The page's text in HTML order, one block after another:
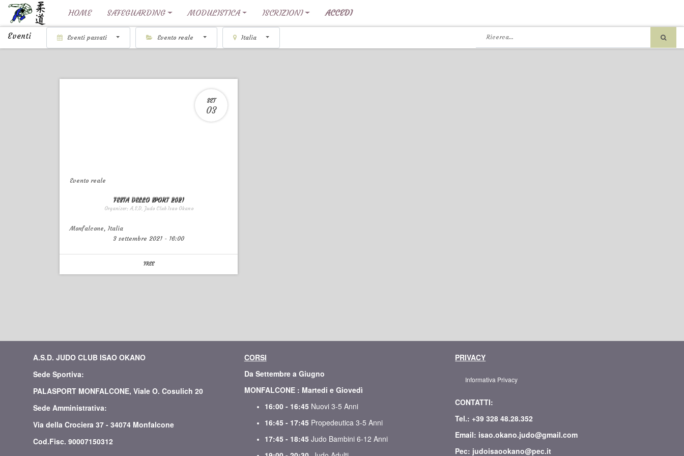
HOME SAFEGUARDING MODULISTICA ISCRIZIONI ACCEDI
Eventi Eventi passati Evento reale Italia
SET
03
Evento reale
FESTA DELLO SPORT 2021
Organizer: A.S.D. Judo Club Isao Okano
Monfalcone,Italia
3 settembre 2021 - 16:00
FREE
A.S.D. JUDO CLUB ISAO OKANO
Sede Sportiva:
PALASPORT MONFALCONE, Viale O. Cosulich 20
Sede Amministrativa:
Via della Crociera 37 - 34074 Monfalcone
Cod.Fisc. 90007150312
CORSI
Da Settembre a Giugno
MONFALCONE : Martedi e Giovedì
16:00 - 16:45 Nuovi 3-5 Anni
16:45 - 17:45 Propedeutica 3-5 Anni
17:45 - 18:45 Judo Bambini 6-12 Anni
PRIVACY
Informativa Privacy
CONTATTI:
Tel.: +39 328 48.28.352
Email: isao.okano.judo@gmail.com
Pec: judoisaookano@pec.it